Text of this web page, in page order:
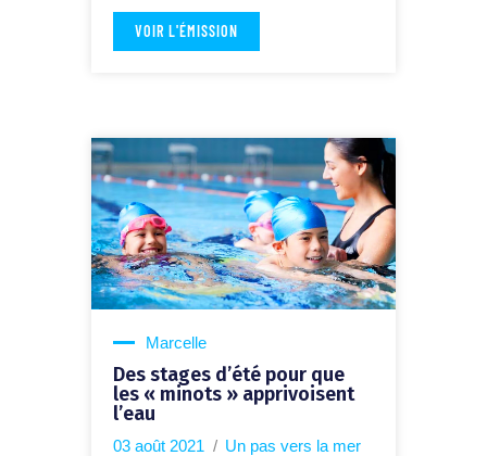
VOIR L'ÉMISSION
Marcelle
Des stages d’été pour que
les « minots » apprivoisent
l’eau
03 août 2021
Un pas vers la mer